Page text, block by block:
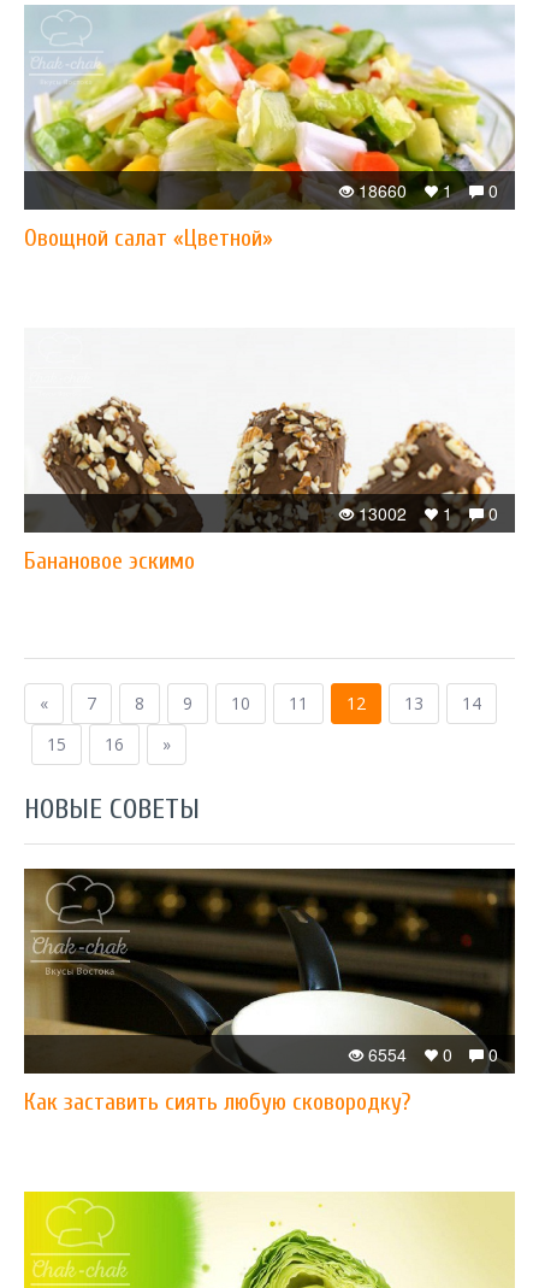
0
1
18660
Овощной салат «Цветной»
0
1
13002
Банановое эскимо
« 7 8 9 10 11 12 13
14
15
16 »
НОВЫЕ СОВЕТЫ
0
0
6554
Как заставить сиять любую сковородку?